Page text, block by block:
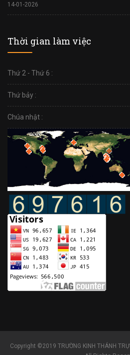
14-01-2026
Thời gian làm việc
Thứ 2 - Thứ 6 :
Thứ bảy :
Chúa nhật :
Copyright ©2019 TRƯỜNG KINH THÁNH